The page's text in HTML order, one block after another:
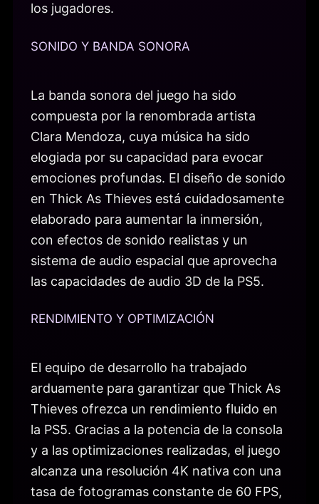
los jugadores.
SONIDO Y BANDA SONORA
La banda sonora del juego ha sido
compuesta por la renombrada artista
Clara Mendoza, cuya música ha sido
elogiada por su capacidad para evocar
emociones profundas. El diseño de sonido
en Thick As Thieves está cuidadosamente
elaborado para aumentar la inmersión,
con efectos de sonido realistas y un
sistema de audio espacial que aprovecha
las capacidades de audio 3D de la PS5.
RENDIMIENTO Y OPTIMIZACIÓN
El equipo de desarrollo ha trabajado
arduamente para garantizar que Thick As
Thieves ofrezca un rendimiento fluido en
la PS5. Gracias a la potencia de la consola
y a las optimizaciones realizadas, el juego
alcanza una resolución 4K nativa con una
tasa de fotogramas constante de 60 FPS,